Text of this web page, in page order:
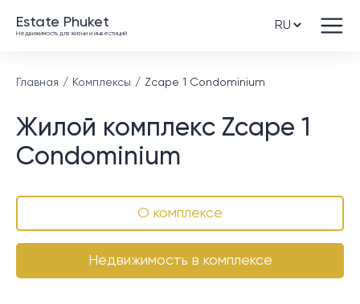
Estate Phuket
Недвижимость для жизни и инвестиций
Главная Комплексы Zcape 1 Condominium
Жилой комплекс Zcape 1
Condominium
О комплексе
Недвижимость в комплексе